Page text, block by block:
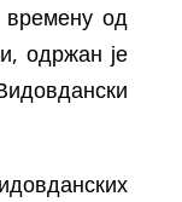
времену од
одржан је